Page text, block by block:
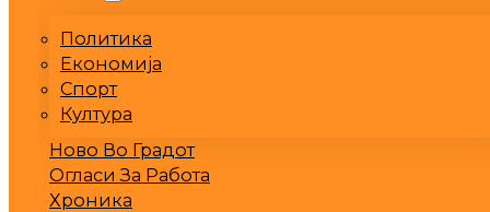
Политика
Економија
Спорт
Култура
Ново Во Градот
Огласи За Работа
Хроника